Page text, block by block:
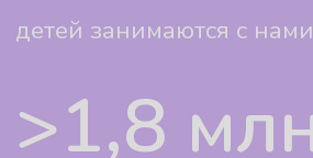
Комфортная для ребенка
домашняя обстановка
Всё внимание
Доверьтесь онлайн-репетиторам,